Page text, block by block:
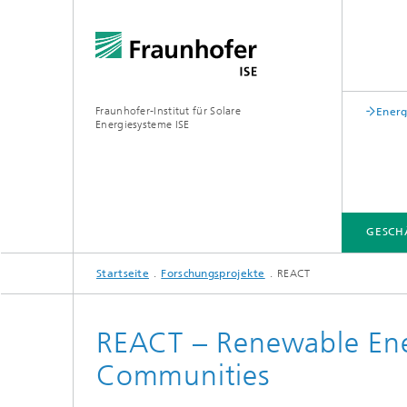
Fraunhofer-Institut für Solare
Energiesysteme ISE
GESCHÄFTSFELDER
FUE-INFRASTRUKTUR
Zentrum für höchsteffiziente
Solarzellen
LEITTHEMEN
ÜBER UNS
VERÖFFENTLICHUNGEN
Startseite Forschungsprojekte REACT
REACT – Renewable
Communities